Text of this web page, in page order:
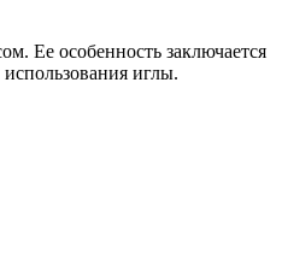
Ее особенность заключается
иглы.